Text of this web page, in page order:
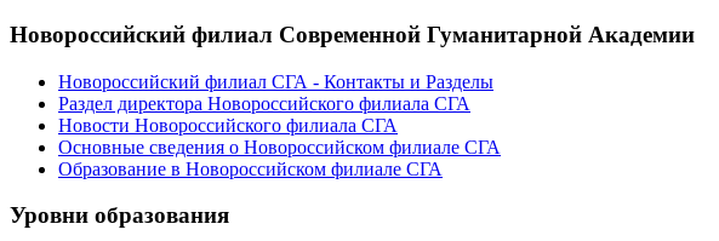
Новороссийский филиал Современной Гуманитарной Академии
Новороссийский филиал СГА - Контакты и Разделы
Раздел директора Новороссийского филиала СГА
Новости Новороссийского филиала СГА
Основные сведения о Новороссийском филиале СГА
Образование в Новороссийском филиале СГА
Уровни образования